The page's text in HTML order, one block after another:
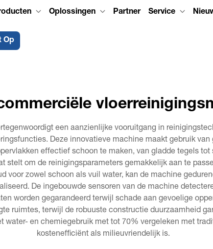
Oplossingen Partner Service
Op
een aanzienlijke vooruitgang in
Deze innovatieve machine maakt gebruik
effectief schoon te maken, van gladde tegels
stelt om de reinigingsparameters gemakkelijk aan te
voor zowel schoon als vuil water, kan de machine
De ingebouwde sensoren van de machine
worden gegarandeerd terwijl schade aan gevoelige
ruimtes, terwijl de robuuste constructie duurzaamheid
water- en chemiegebruik met tot 70% vergeleken met
kostenefficiënt als milieuvriendelijk is.